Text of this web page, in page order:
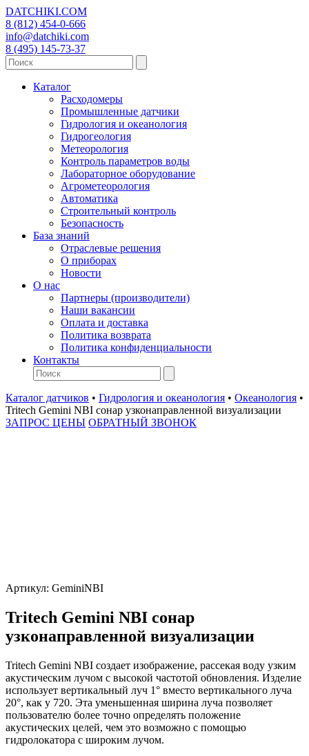
DATCHIKI.COM
8 (812) 454-0-666
info@datchiki.com
8 (495) 145-73-37
Каталог
Расходомеры
Промышленные датчики
Гидрология и океанология
Гидрогеология
Метеорология
Контроль параметров воды
Лабораторное оборудование
Агрометеорология
Автоматика
Строительный контроль
Безопасность
База знаний
Отраслевые решения
О приборах
Новости
О нас
Партнеры (производители)
Наши вакансии
Оплата и доставка
Политика возврата
Политика конфиденциальности
Контакты
Каталог датчиков • Гидрология и океанология • Океанология •
Tritech Gemini NBI сонар узконаправленной визуализации
ЗАПРОС ЦЕНЫ ОБРАТНЫЙ ЗВОНОК
Артикул: GeminiNBI
Tritech Gemini NBI сонар
узконаправленной визуализации
Tritech Gemini NBI создает изображение, рассекая воду узким
акустическим лучом с высокой частотой обновления. Изделие
использует вертикальный луч 1° вместо вертикального луча
20°, как у 720. Эта уменьшенная ширина луча позволяет
пользователю более точно определять положение
акустических целей, чем это возможно с помощью
гидролокатора с широким лучом.